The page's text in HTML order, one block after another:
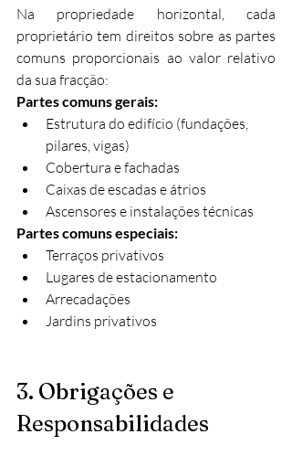
Na propriedade horizontal, cada
proprietário tem direitos sobre as partes
comuns proporcionais ao valor relativo
da sua fracção:
Partes comuns gerais:
Estrutura do edifício (fundações,
pilares, vigas)
Cobertura e fachadas
Caixas de escadas e átrios
Ascensores e instalações técnicas
Partes comuns especiais:
Terraços privativos
Lugares de estacionamento
Arrecadações
Jardins privativos
3. Obrigações e
Responsabilidades